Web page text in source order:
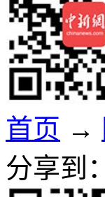
首页 →
分享到：